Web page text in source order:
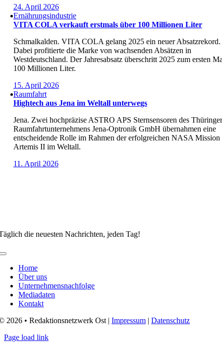
24. April 2026
Ernährungsindustrie
VITA COLA verkauft erstmals über 100 Millionen Liter
Schmalkalden. VITA COLA gelang 2025 ein neuer Absatzrekord.
Dabei profitierte die Marke von wachsenden Absätzen in
Westdeutschland. Der Jahresabsatz überschritt 2025 zum ersten
100 Millionen Liter.
15. April 2026
Raumfahrt
Hightech aus Jena im Weltall unterwegs
Jena. Zwei hochpräzise ASTRO APS Sternsensoren des Thüringer
Raumfahrtunternehmens Jena-Optronik GmbH übernahmen eine
entscheidende Rolle im Rahmen der erfolgreichen NASA Mission
Artemis II im Weltall.
11. April 2026
die neuesten Nachrichten, jeden Tag!
Toggle
NavigationHome
Über uns
Unternehmensnachfolge
Mediadaten
Kontakt
2026 • Redaktionsnetzwerk Ost |Impressum |Datenschutz
Page load link